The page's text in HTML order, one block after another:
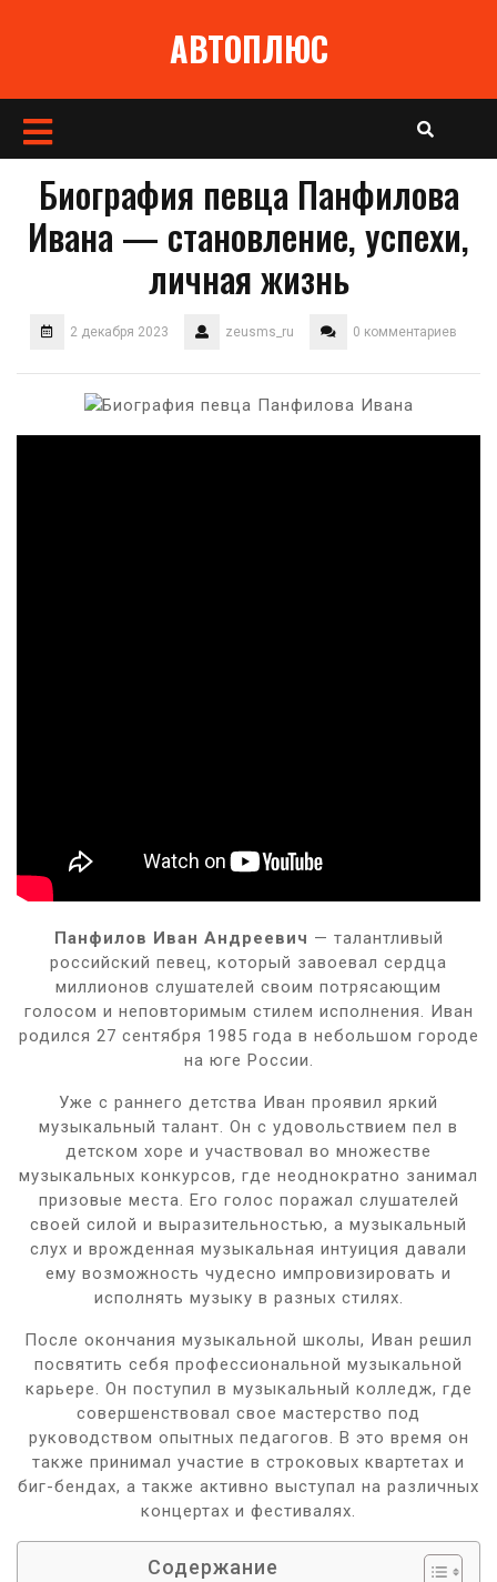
АВТОПЛЮС
Кнопка
Открыть
Биография певца Панфилова
Ивана — становление, успехи,
личная жизнь
2 декабря 2023 zeusms_ru 0 комментариев
Панфилов Иван Андреевич — талантливый
российский певец, который завоевал сердца
миллионов слушателей своим потрясающим
голосом и неповторимым стилем исполнения. Иван
родился 27 сентября 1985 года в небольшом городе
на юге России.
Уже с раннего детства Иван проявил яркий
музыкальный талант. Он с удовольствием пел в
детском хоре и участвовал во множестве
музыкальных конкурсов, где неоднократно занимал
призовые места. Его голос поражал слушателей
своей силой и выразительностью, а музыкальный
слух и врожденная музыкальная интуиция давали
ему возможность чудесно импровизировать и
исполнять музыку в разных стилях.
После окончания музыкальной школы, Иван решил
посвятить себя профессиональной музыкальной
карьере. Он поступил в музыкальный колледж, где
совершенствовал свое мастерство под
руководством опытных педагогов. В это время он
также принимал участие в строковых квартетах и
биг-бендах, а также активно выступал на различных
концертах и фестивалях.
Содержание